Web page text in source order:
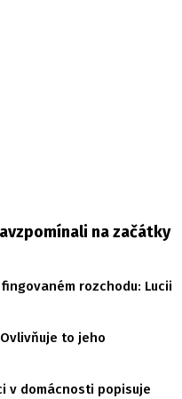
na začátky
rozchodu: Lucii
to jeho
v domácnosti popisuje